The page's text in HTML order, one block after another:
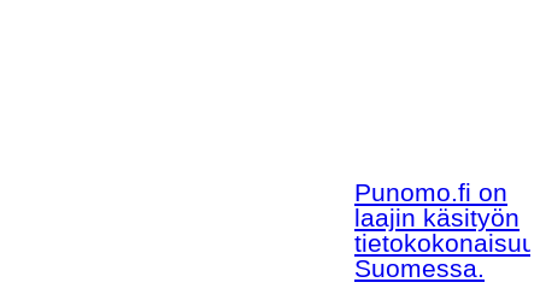
Punomo.fi on
laajin käsityön
Suomessa.